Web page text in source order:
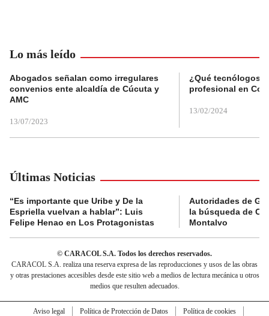
Lo más leído
Abogados señalan como irregulares
convenios ente alcaldía de Cúcuta y
AMC
13/07/2023
¿Qué tecnólogos
profesional en
13/02/2024
Últimas Noticias
“Es importante que Uribe y De la
Espriella vuelvan a hablar”: Luis
Felipe Henao en Los Protagonistas
Autoridades de
la búsqueda de
Montalvo
© CARACOL S.A. Todos los derechos reservados.
CARACOL S.A. realiza una reserva expresa de las reproducciones y usos de las obras
y otras prestaciones accesibles desde este sitio web a medios de lectura mecánica u otros
medios que resulten adecuados.
Aviso legal Política de Protección de Datos
Política de cookies